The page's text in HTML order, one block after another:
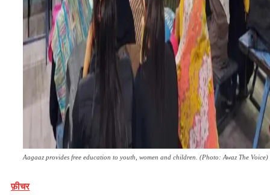
Aagaaz provides free education to youth, women and children. (Photo: Awaz The Voice)
फ़ीचर